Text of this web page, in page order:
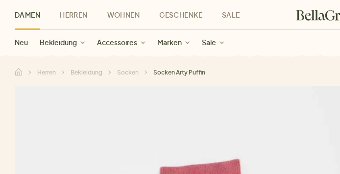
DAMEN
Neu Bekleidung Accessoires Marken Sale
HERREN
Herren Neu Bekleidung Marken Sale
WOHNEN
Kategorien Marken Sale
GESCHENKE
Geschenke für Frauen Geschenke für Männer Geschenke für Kinder
SALE
Sale Damen Sale Herren
Herren Bekleidung Socken Socken Arty Puffin